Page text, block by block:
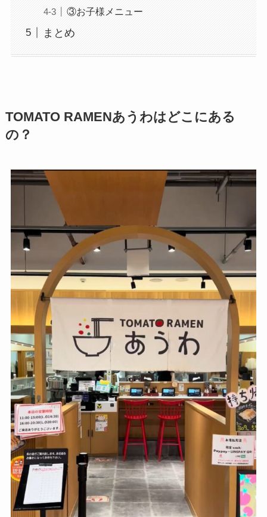
③お子様メニュー
まとめ
TOMATO RAMENあうわはどこにある
の？